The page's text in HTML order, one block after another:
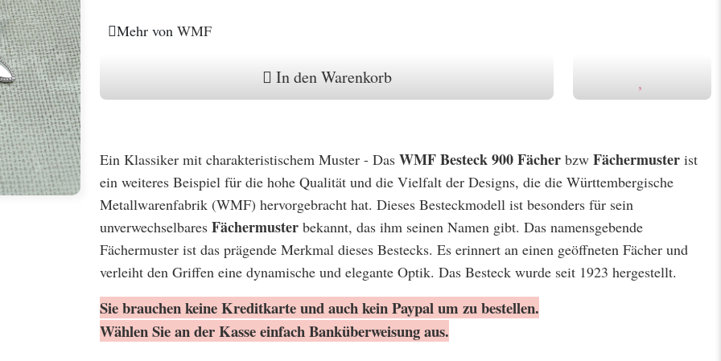
Mehr von WMF
In den Warenkorb
Ein Klassiker mit charakteristischem Muster - Das WMF Besteck 900 Fächer bzw Fächermuster ist
ein weiteres Beispiel für die hohe Qualität und die Vielfalt der Designs, die die Württembergische
Metallwarenfabrik (WMF) hervorgebracht hat. Dieses Besteckmodell ist besonders für sein
unverwechselbares Fächermuster bekannt, das ihm seinen Namen gibt. Das namensgebende
Fächermuster ist das prägende Merkmal dieses Bestecks. Es erinnert an einen geöffneten Fächer und
verleiht den Griffen eine dynamische und elegante Optik. Das Besteck wurde seit 1923 hergestellt.
Sie brauchen keine Kreditkarte und auch kein Paypal um zu bestellen.
Wählen Sie an der Kasse einfach Banküberweisung aus.